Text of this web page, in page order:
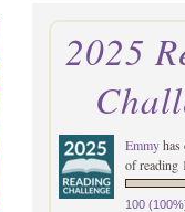
2025
Emmyhas
of reading
100